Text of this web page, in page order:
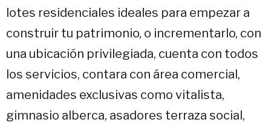
lotes residenciales ideales para empezar a
construir tu patrimonio, o incrementarlo, con
una ubicación privilegiada, cuenta con todos
los servicios, contara con área comercial,
amenidades exclusivas como vitalista,
gimnasio alberca, asadores terraza social,